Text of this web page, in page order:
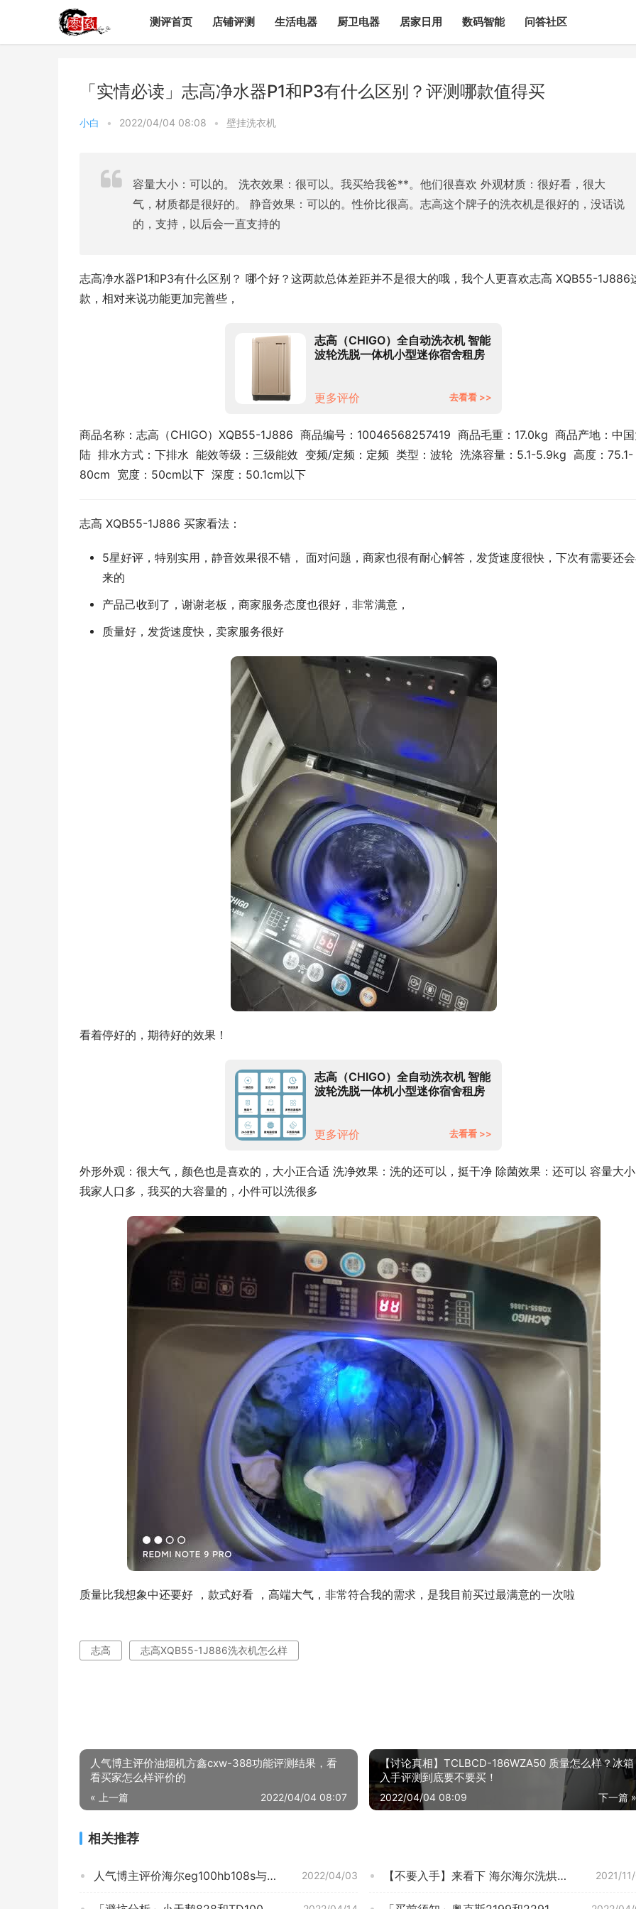
测评首页 店铺评测 生活电器 厨卫电器 居家日用 数码智能 问答社区
「实情必读」志高净水器P1和P3有什么区别？评测哪款值得买
小白 • 2022/04/04 08:08 • 壁挂洗衣机
容量大小：可以的。 洗衣效果：很可以。我买给我爸**。他们很喜欢 外观材质：很好看，很大
气，材质都是很好的。 静音效果：可以的。性价比很高。志高这个牌子的洗衣机是很好的，没话说
的，支持，以后会一直支持的
志高净水器P1和P3有什么区别？ 哪个好？这两款总体差距并不是很大的哦，我个人更喜欢志高 XQB55-1J886
款，相对来说功能更加完善些，
志高（CHIGO）全自动洗衣机 智能
波轮洗脱一体机小型迷你宿舍租房
电机】
更多评价 去看看 >>
商品名称：志高（CHIGO）XQB55-1J886  商品编号：10046568257419  商品毛重：17.0kg  商品产地：中
陆  排水方式：下排水  能效等级：三级能效  变频/定频：定频  类型：波轮  洗涤容量：5.1-5.9kg  高度：75.1-
80cm  宽度：50cm以下  深度：50.1cm以下
志高 XQB55-1J886 买家看法：
5星好评，特别实用，静音效果很不错， 面对问题，商家也很有耐心解答，发货速度很快，下次有需要还
来的
产品己收到了，谢谢老板，商家服务态度也很好，非常满意，
质量好，发货速度快，卖家服务很好
看着停好的，期待好的效果！
志高（CHIGO）全自动洗衣机 智能
波轮洗脱一体机小型迷你宿舍租房
电机】
更多评价 去看看 >>
外形外观：很大气，颜色也是喜欢的，大小正合适 洗净效果：洗的还可以，挺干净 除菌效果：还可以 容量大
我家人口多，我买的大容量的，小件可以洗很多
质量比我想象中还要好 ，款式好看 ，高端大气，非常符合我的需求，是我目前买过最满意的一次啦
志高 志高XQB55-1J886洗衣机怎么样
人气博主评价油烟机方鑫cxw-388功能评测结果，看
看买家怎么样评价的
« 上一篇 2022/04/04 08:07
【讨论真相】TCLBCD-186WZA50 质量怎么样？冰箱
入手评测到底要不要买！
下一篇 »
2022/04/04 08:09
相关推荐
2022/04/03
人气博主评价海尔eg100hb108s与TD100V62WADS5 哪个更好用？只选对的不选贵的 2021/
【不要入手】来看下 海尔海尔洗烘一体洗衣机香薰除螨 这款 洗衣机质量真的忽悠？评测怎么样！